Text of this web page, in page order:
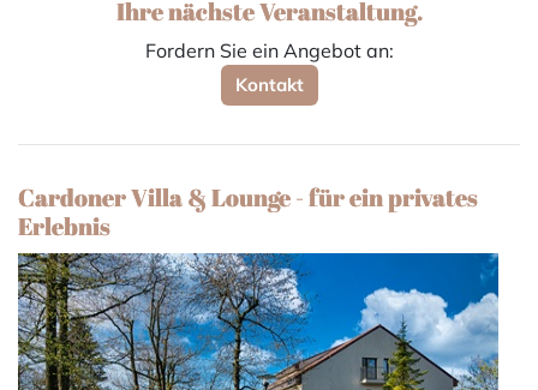
Ihre nächste Veranstaltung.
Fordern Sie ein Angebot an:
Kontakt
Cardoner Villa & Lounge - für ein privates
Erlebnis